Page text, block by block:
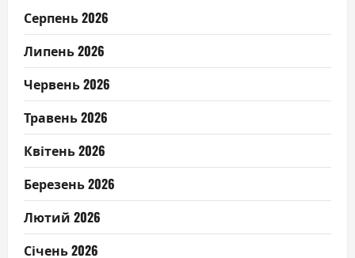
Серпень 2026
Липень 2026
Червень 2026
Травень 2026
Квітень 2026
Березень 2026
Лютий 2026
Січень 2026